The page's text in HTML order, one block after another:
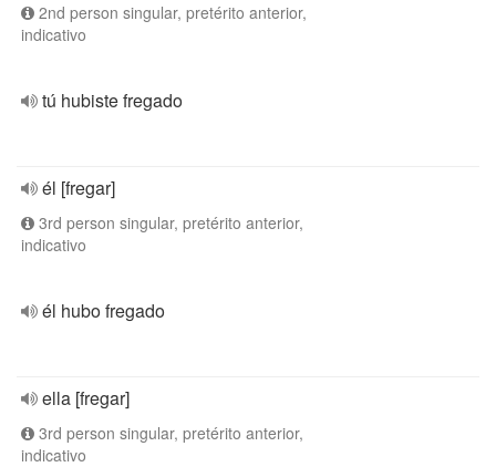
2nd person singular, pretérito anterior,
indicativo
tú hubiste fregado
él [fregar]
3rd person singular, pretérito anterior,
indicativo
él hubo fregado
ella [fregar]
3rd person singular, pretérito anterior,
indicativo